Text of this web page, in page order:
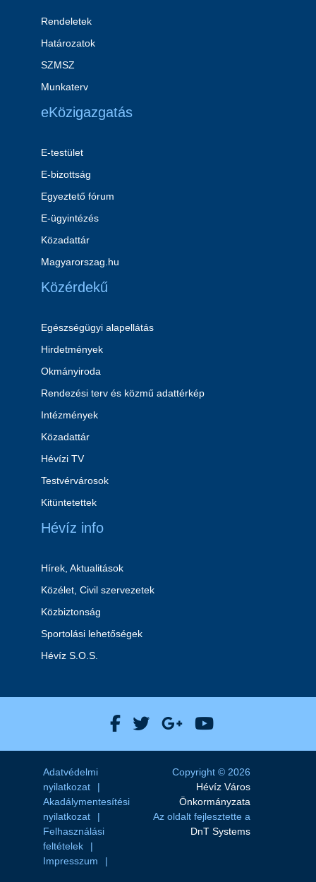
Rendeletek
Határozatok
SZMSZ
Munkaterv
eKözigazgatás
E-testület
E-bizottság
Egyeztető fórum
E-ügyintézés
Közadattár
Magyarorszag.hu
Közérdekű
Egészségügyi alapellátás
Hirdetmények
Okmányiroda
Rendezési terv és közmű adattérkép
Intézmények
Közadattár
Hévízi TV
Testvérvárosok
Kitüntetettek
Hévíz info
Hírek, Aktualitások
Közélet, Civil szervezetek
Közbiztonság
Sportolási lehetőségek
Hévíz S.O.S.
Hévíz Város Facebook
Hévíz Város X
Hévíz Város
Hévíz Város
Adatvédelmi
nyilatkozat
Akadálymentesítési
nyilatkozat
Felhasználási
feltételek
Impresszum
Copyright © 2026
Hévíz Város
Önkormányzata
Az oldalt fejlesztette a
DnT Systems